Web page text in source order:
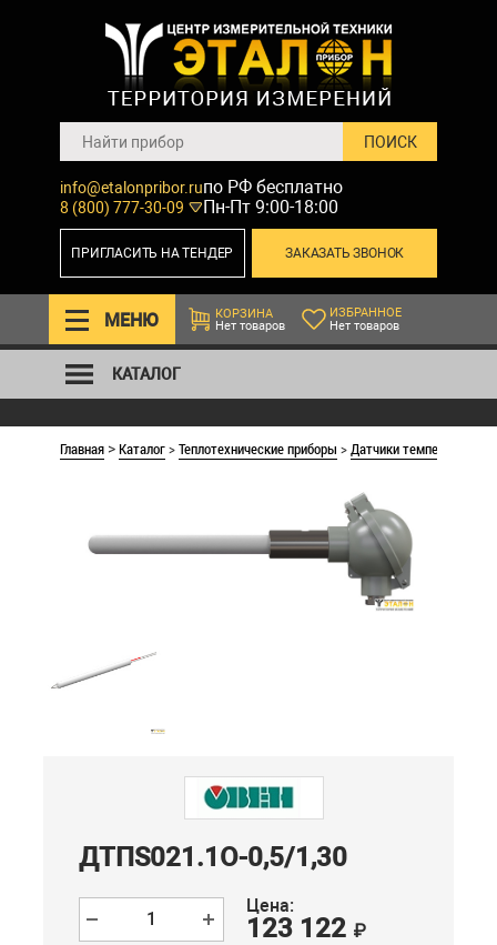
info@etalonpribor.ru
8 (800) 777-30-09
по РФ бесплатно
Пн-Пт 9:00-18:00
ЗАКАЗАТЬ ЗВОНОК
ПРИГЛАСИТЬ НА ТЕНДЕР
МЕНЮ
КОРЗИНА
Нет товаров
ИЗБРАННОЕ
Нет товаров
КАТАЛОГ
Главная >Каталог>Теплотехнические приборы >Датчики температуры
ДТПS021.1О-0,5/1,30
Цена:
123 122 ₽